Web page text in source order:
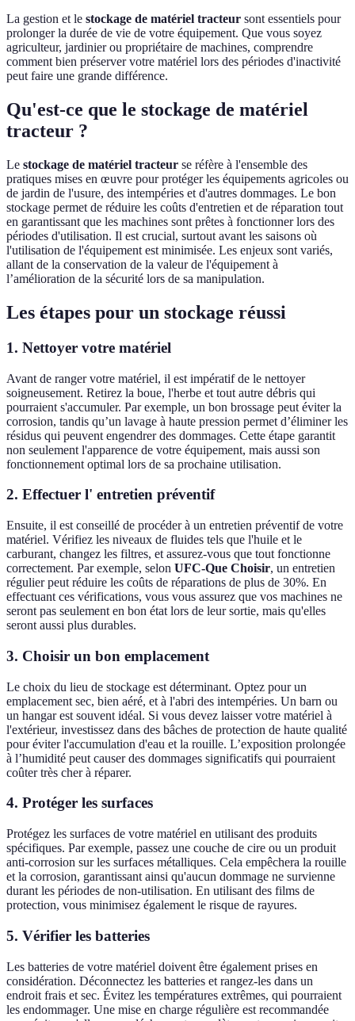
La gestion et le stockage de matériel tracteur sont essentiels pour
prolonger la durée de vie de votre équipement. Que vous soyez
agriculteur, jardinier ou propriétaire de machines, comprendre
comment bien préserver votre matériel lors des périodes d'inactivité
peut faire une grande différence.
Qu'est-ce que le stockage de matériel
tracteur ?
Le stockage de matériel tracteur se réfère à l'ensemble des
pratiques mises en œuvre pour protéger les équipements agricoles ou
de jardin de l'usure, des intempéries et d'autres dommages. Le bon
stockage permet de réduire les coûts d'entretien et de réparation tout
en garantissant que les machines sont prêtes à fonctionner lors des
périodes d'utilisation. Il est crucial, surtout avant les saisons où
l'utilisation de l'équipement est minimisée. Les enjeux sont variés,
allant de la conservation de la valeur de l'équipement à
l’amélioration de la sécurité lors de sa manipulation.
Les étapes pour un stockage réussi
1. Nettoyer votre matériel
Avant de ranger votre matériel, il est impératif de le nettoyer
soigneusement. Retirez la boue, l'herbe et tout autre débris qui
pourraient s'accumuler. Par exemple, un bon brossage peut éviter la
corrosion, tandis qu’un lavage à haute pression permet d’éliminer les
résidus qui peuvent engendrer des dommages. Cette étape garantit
non seulement l'apparence de votre équipement, mais aussi son
fonctionnement optimal lors de sa prochaine utilisation.
2. Effectuer l' entretien préventif
Ensuite, il est conseillé de procéder à un entretien préventif de votre
matériel. Vérifiez les niveaux de fluides tels que l'huile et le
carburant, changez les filtres, et assurez-vous que tout fonctionne
correctement. Par exemple, selon UFC-Que Choisir, un entretien
régulier peut réduire les coûts de réparations de plus de 30%. En
effectuant ces vérifications, vous vous assurez que vos machines ne
seront pas seulement en bon état lors de leur sortie, mais qu'elles
seront aussi plus durables.
3. Choisir un bon emplacement
Le choix du lieu de stockage est déterminant. Optez pour un
emplacement sec, bien aéré, et à l'abri des intempéries. Un barn ou
un hangar est souvent idéal. Si vous devez laisser votre matériel à
l'extérieur, investissez dans des bâches de protection de haute qualité
pour éviter l'accumulation d'eau et la rouille. L’exposition prolongée
à l’humidité peut causer des dommages significatifs qui pourraient
coûter très cher à réparer.
4. Protéger les surfaces
Protégez les surfaces de votre matériel en utilisant des produits
spécifiques. Par exemple, passez une couche de cire ou un produit
anti-corrosion sur les surfaces métalliques. Cela empêchera la rouille
et la corrosion, garantissant ainsi qu'aucun dommage ne survienne
durant les périodes de non-utilisation. En utilisant des films de
protection, vous minimisez également le risque de rayures.
5. Vérifier les batteries
Les batteries de votre matériel doivent être également prises en
considération. Déconnectez les batteries et rangez-les dans un
endroit frais et sec. Évitez les températures extrêmes, qui pourraient
les endommager. Une mise en charge régulière est recommandée